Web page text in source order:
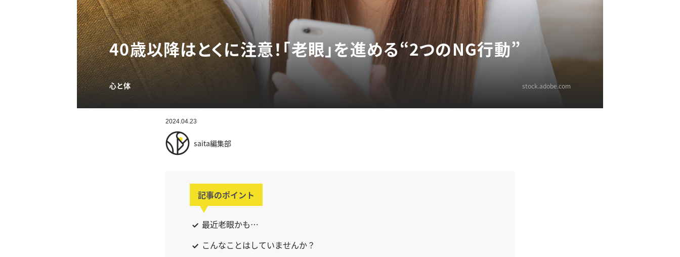
40歳以降はとくに注意！「老眼」を進める“2つのNG行動”
心と体 stock.adobe.com
2024.04.23
saita編集部
記事のポイント
最近老眼かも…
こんなことはしていませんか？